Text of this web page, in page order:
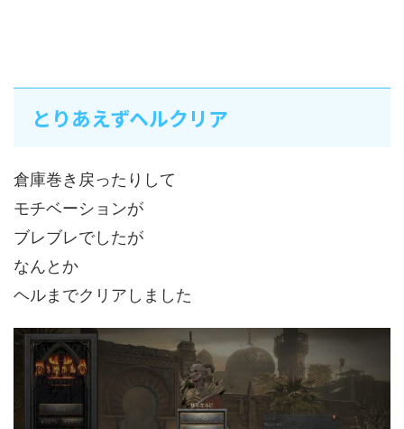
とりあえずヘルクリア
倉庫巻き戻ったりして
モチベーションが
ブレブレでしたが
なんとか
ヘルまでクリアしました